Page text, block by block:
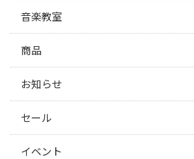
音楽教室
商品
お知らせ
セール
イベント